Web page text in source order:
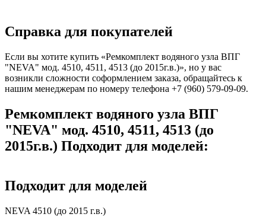
Справка для покупателей
Если вы хотите купить «Ремкомплект водяного узла ВПГ
"NEVA" мод. 4510, 4511, 4513 (до 2015г.в.)», но у вас
возникли сложности соформлением заказа, обращайтесь к
нашим менеджерам по номеру телефона +7 (960) 579-09-09.
Ремкомплект водяного узла ВПГ
"NEVA" мод. 4510, 4511, 4513 (до
2015г.в.) Подходит для моделей:
Подходит для моделей
NEVA 4510 (до 2015 г.в.)